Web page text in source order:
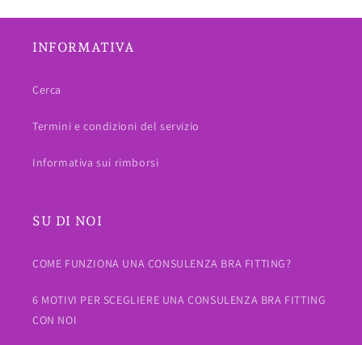
INFORMATIVA
Cerca
Termini e condizioni del servizio
Informativa sui rimborsi
SU DI NOI
COME FUNZIONA UNA CONSULENZA BRA FITTING?
6 MOTIVI PER SCEGLIERE UNA CONSULENZA BRA FITTING
CON NOI